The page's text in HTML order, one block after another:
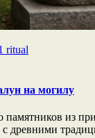
ritual
на могилу
памятников из
с древними